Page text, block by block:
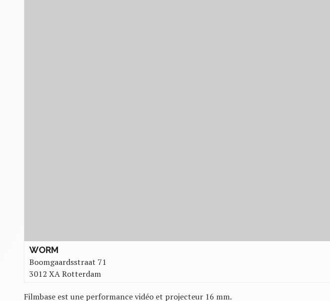
WORM
Boomgaardsstraat 71
3012 XA Rotterdam
Filmbase est une performance vidéo et projecteur 16 mm.